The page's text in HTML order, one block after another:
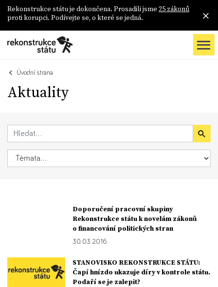
Rekonstrukce státu je dokončena. Prosadili jsme 25 zákonů
proti korupci. Podívejte se, o které se jedná.
Úvodní strana
Aktuality
Doporučení pracovní skupiny
Rekonstrukce státu k novelám zákonů
o financování politických stran
30. 03. 2016
STANOVISKO REKONSTRUKCE STÁTU:
Čapí hnízdo ukazuje díry v kontrole státu.
Podaří se je zalepit?